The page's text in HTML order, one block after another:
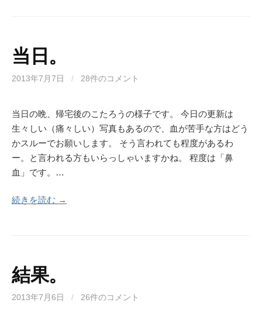
当日。
2013年7月7日 / 28件のコメント
当日の晩、帰宅後のこたろうの様子です。 今日の更新は
生々しい（痛々しい）写真もあるので、血が苦手な方はどう
かスルーでお願いします。 そう言われても程度があるわ
ー。と言われる方もいらっしゃいますかね。 程度は「鼻
血」です。…
続きを読む →
結果。
2013年7月6日 / 26件のコメント